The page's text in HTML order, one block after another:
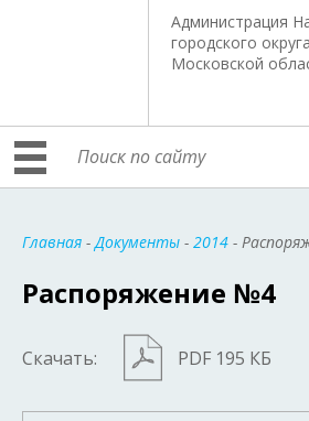
Администрация
городского округа
Московской
Главная -Документы - 2014 -
Распоряжение №4
Скачать: PDF 195 КБ